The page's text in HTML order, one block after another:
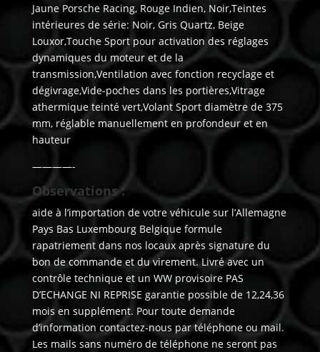
Jaune Porsche Racing, Rouge Indien, Noir,Teintes
intérieures de série: Noir, Gris Quartz, Beige
Louxor,Touche Sport pour activation des réglages
dynamiques du moteur et de la
transmission,Ventilation avec fonction recyclage et
dégivrage,Vide-poches dans les portières,Vitrage
athermique teinté vert,Volant Sport diamètre de 375
mm, réglable manuellement en profondeur et en
hauteur
————-
Observations :
aide à l’importation de votre véhicule sur l’Allemagne
Pays Bas Luxembourg Belgique formule
rapatriement dans nos locaux après signature du
bon de commande et du virement. Livré avec un
contrôle technique et un WW provisoire PAS
D’ECHANGE NI REPRISE garantie possible de 12,24,36
mois en supplément. Pour toute demande
d’information contactez-nous par téléphone ou mail.
Les mails sans numéro de téléphone ne seront pas